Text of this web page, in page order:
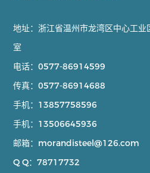
地址：浙江省温州市龙湾区中心工
室
电话：0577-86914599
传真：0577-86914688
手机： 13857758596
手机： 13506645936
邮箱： morandisteel@126.com
Q Q：78717732